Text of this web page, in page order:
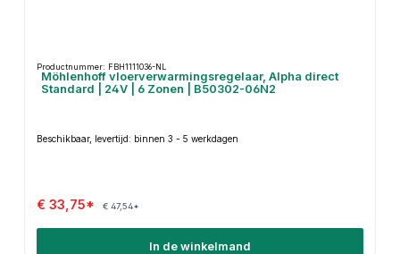
Productnummer: FBH1111036-NL
Möhlenhoff vloerverwarmingsregelaar, Alpha direct
Standard | 24V | 6 Zonen | B50302-06N2
Beschikbaar, levertijd: binnen 3 - 5 werkdagen
€ 33,75* € 47,54*
In de winkelmand